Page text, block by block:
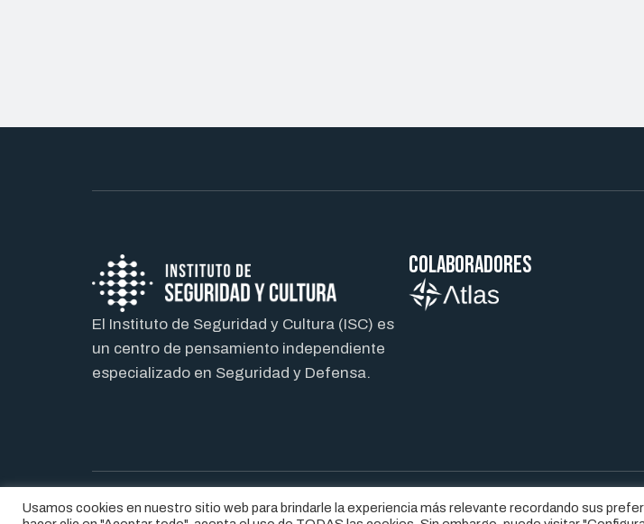
El Instituto de Seguridad y Cultura (ISC) es
un centro de pensamiento independiente
especializado en Seguridad y Defensa.
Colaboradores
® 2026. INSTITUTO DE SEGURIDAD Y CULTURA AVISO LEGAL POLÍTICA DE COOKIES
Usamos cookies en nuestro sitio web para brindarle la experiencia más relevante recordando sus